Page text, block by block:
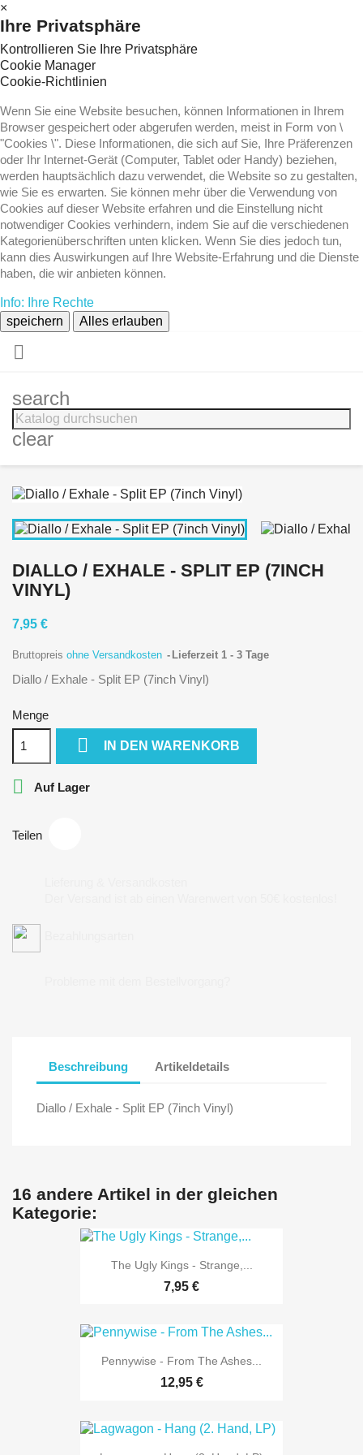
×
Ihre Privatsphäre
Kontrollieren Sie Ihre Privatsphäre
Cookie Manager
Cookie-Richtlinien
Wenn Sie eine Website besuchen, können Informationen in Ihrem
Browser gespeichert oder abgerufen werden, meist in Form von \
"Cookies \". Diese Informationen, die sich auf Sie, Ihre Präferenzen
oder Ihr Internet-Gerät (Computer, Tablet oder Handy) beziehen,
werden hauptsächlich dazu verwendet, die Website so zu gestalten,
wie Sie es erwarten. Sie können mehr über die Verwendung von
Cookies auf dieser Website erfahren und die Einstellung nicht
notwendiger Cookies verhindern, indem Sie auf die verschiedenen
Kategorienüberschriften unten klicken. Wenn Sie dies jedoch tun,
kann dies Auswirkungen auf Ihre Website-Erfahrung und die Dienste
haben, die wir anbieten können.
Info: Ihre Rechte
speichern
Alles erlauben

search
clear
DIALLO / EXHALE - SPLIT EP (7INCH
VINYL)
7,95 €
Bruttopreis ohne Versandkosten Lieferzeit 1 - 3 Tage
Diallo / Exhale - Split EP (7inch Vinyl)
Menge
 IN DEN WARENKORB
 Auf Lager
Teilen
Beschreibung Artikeldetails
Diallo / Exhale - Split EP (7inch Vinyl)
16 andere Artikel in der gleichen
Kategorie:
The Ugly Kings - Strange,...
7,95 €
Pennywise - From The Ashes...
12,95 €